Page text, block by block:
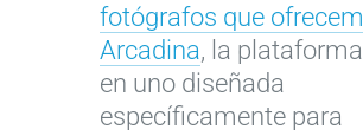
fotógrafos que
Arcadina, la
en uno diseñada
específicamente para